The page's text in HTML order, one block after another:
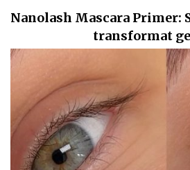
Nanolash Mascara Primer:
transformat